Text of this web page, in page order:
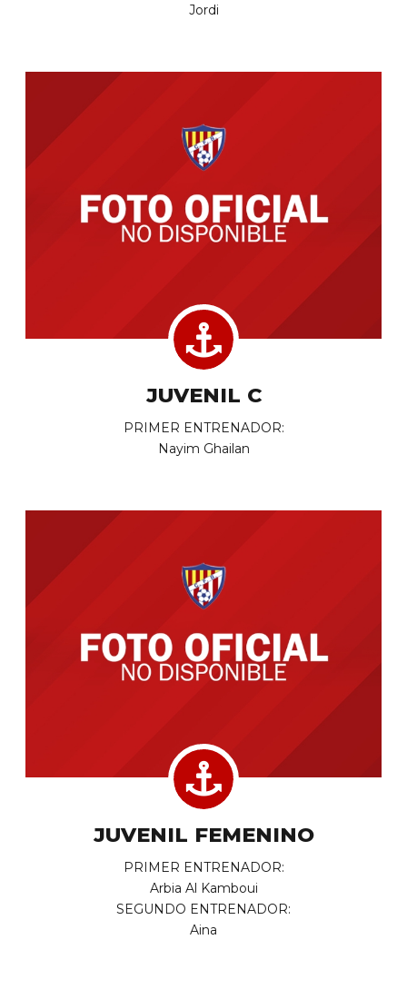
Jordi
JUVENIL C
PRIMER ENTRENADOR:
Nayim Ghailan
JUVENIL FEMENINO
PRIMER ENTRENADOR:
Arbia Al Kamboui
SEGUNDO ENTRENADOR:
Aina